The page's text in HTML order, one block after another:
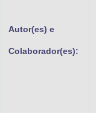
Autor(es) e
Colaborador(es):